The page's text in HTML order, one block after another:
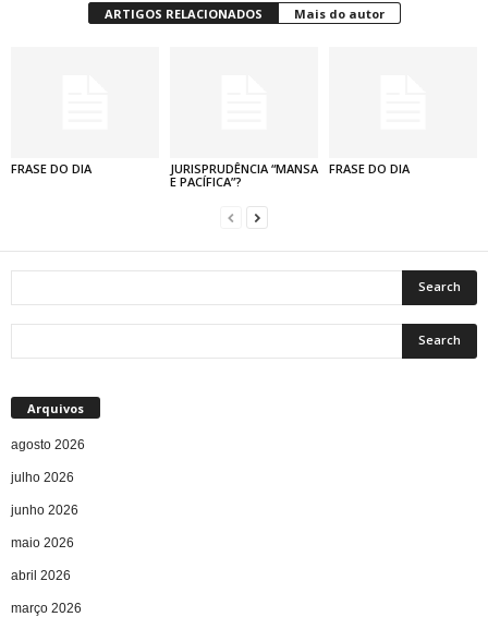
ARTIGOS RELACIONADOS Mais do autor
FRASE DO DIA
JURISPRUDÊNCIA “MANSA
E PACÍFICA”?
FRASE DO DIA
Arquivos
agosto 2026
julho 2026
junho 2026
maio 2026
abril 2026
março 2026